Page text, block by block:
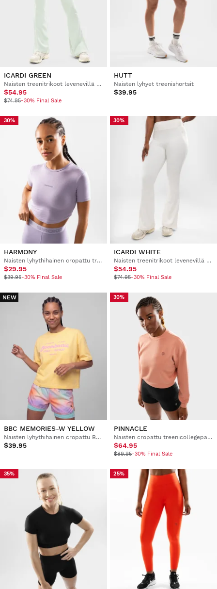
ICARDI GREEN
Naisten treenitrikoot levenevillä lahkeilla
$54.95
$74.95-30% Final Sale
HUTT
Naisten lyhyet treenishortsit
$39.95
30%
HARMONY
Naisten lyhythihainen cropattu treeni-t-paita
$29.95
$39.95-30% Final Sale
30%
ICARDI WHITE
Naisten treenitrikoot levenevillä lahkeilla
$54.95
$74.95-30% Final Sale
NEW
BBC MEMORIES-W YELLOW
Naisten lyhythihainen cropattu Boombastic-paita
$39.95
30%
PINNACLE
Naisten cropattu treenicollegepaita
$64.95
$89.95-30% Final Sale
35% 25%